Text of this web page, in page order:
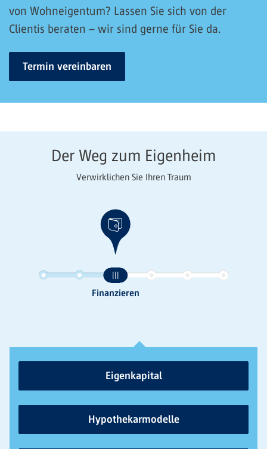
von Wohneigentum? Lassen Sie sich von der
Clientis beraten – wir sind gerne für Sie da.
Termin vereinbaren
Der Weg zum Eigenheim
Verwirklichen Sie Ihren Traum
Eigenkapital
Hypothekarmodelle